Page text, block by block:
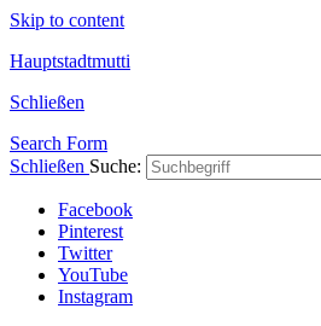
Skip to content
Hauptstadtmutti
Schließen
Search Form
Schließen Suche:
Facebook
Pinterest
Twitter
YouTube
Instagram